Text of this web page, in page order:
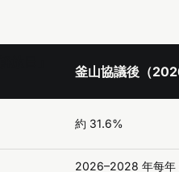
釜山協議後（
約 31.6%
2026–2028 年每年